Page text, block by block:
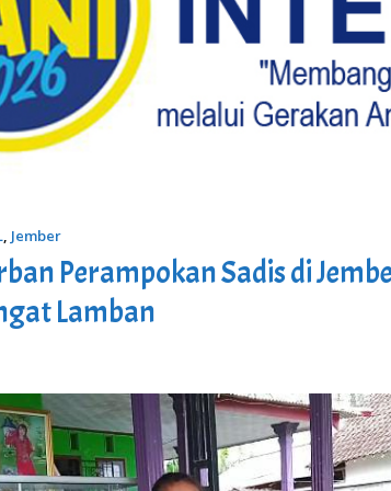
, Jember
Perampokan Sadis di
Lamban